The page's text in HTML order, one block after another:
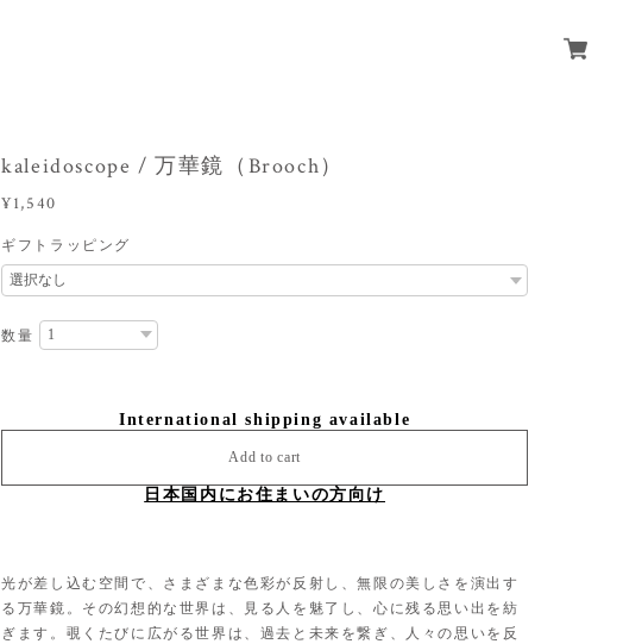
kaleidoscope / 万華鏡（Brooch）
¥1,540
ギフトラッピング
数量
International shipping available
Add to cart
日本国内にお住まいの方向け
光が差し込む空間で、さまざまな色彩が反射し、無限の美しさを演出す
る万華鏡。その幻想的な世界は、見る人を魅了し、心に残る思い出を紡
ぎます。覗くたびに広がる世界は、過去と未来を繋ぎ、人々の思いを反